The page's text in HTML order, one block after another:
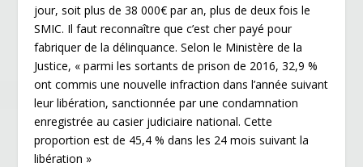
jour, soit plus de 38 000€ par an, plus de deux fois le
SMIC. Il faut reconnaître que c’est cher payé pour
fabriquer de la délinquance. Selon le Ministère de la
Justice, « parmi les sortants de prison de 2016, 32,9 %
ont commis une nouvelle infraction dans l’année suivant
leur libération, sanctionnée par une condamnation
enregistrée au casier judiciaire national. Cette
proportion est de 45,4 % dans les 24 mois suivant la
libération »